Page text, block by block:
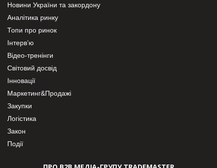
Новини України та закордону
Аналітика ринку
Топи про ринок
Інтерв’ю
Відео-тренінги
Світовий досвід
Інновації
Маркетинг&Продажі
Закупки
Логістика
Закон
Події